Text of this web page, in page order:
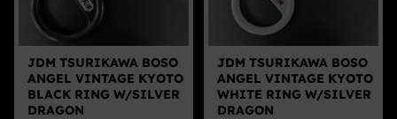
JDM TSURIKAWA BOSO
ANGEL VINTAGE KYOTO
BLACK RING W/SILVER
DRAGON
JDM TSURIKAWA BOSO
ANGEL VINTAGE KYOTO
WHITE RING W/SILVER
DRAGON